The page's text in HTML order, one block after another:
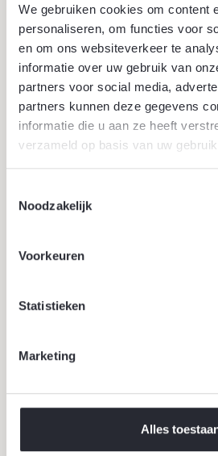
We gebruiken cookies om content
personaliseren, om functies voor
en om ons websiteverkeer te
informatie over uw gebruik van
partners voor social media,
partners kunnen deze gegevens
informatie die u aan ze heeft
verzameld op basis van uw
Noodzakelijk
Voorkeuren
Statistieken
Marketing
Alles